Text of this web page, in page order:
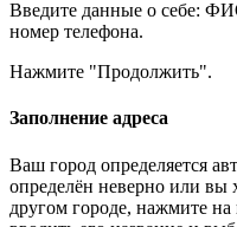
Введите данные о себе:
номер телефона.
Нажмите "Продолжить".
Заполнение адреса
Ваш город определяется
определён неверно или вы
другом городе, нажмите